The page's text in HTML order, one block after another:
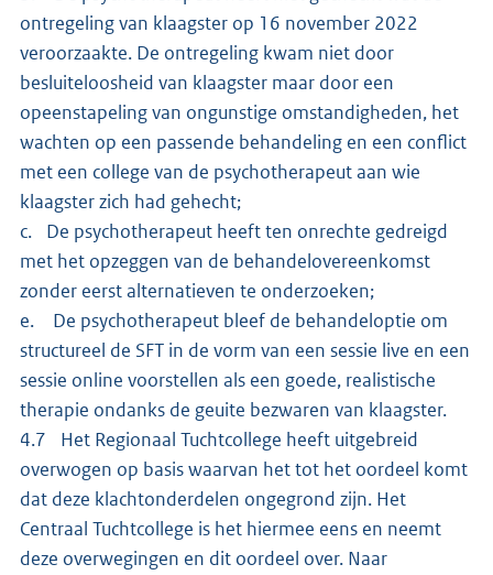
ontregeling van klaagster op 16 november 2022
veroorzaakte. De ontregeling kwam niet door
besluiteloosheid van klaagster maar door een
opeenstapeling van ongunstige omstandigheden, het
wachten op een passende behandeling en een conflict
met een college van de psychotherapeut aan wie
klaagster zich had gehecht;
c. De psychotherapeut heeft ten onrechte gedreigd
met het opzeggen van de behandelovereenkomst
zonder eerst alternatieven te onderzoeken;
e. De psychotherapeut bleef de behandeloptie om
structureel de SFT in de vorm van een sessie live en een
sessie online voorstellen als een goede, realistische
therapie ondanks de geuite bezwaren van klaagster.
4.7 Het Regionaal Tuchtcollege heeft uitgebreid
overwogen op basis waarvan het tot het oordeel komt
dat deze klachtonderdelen ongegrond zijn. Het
Centraal Tuchtcollege is het hiermee eens en neemt
deze overwegingen en dit oordeel over. Naar